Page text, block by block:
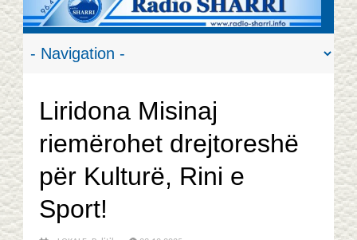
Liridona Misinaj
riemërohet drejtoreshë
për Kulturë, Rini e
Sport!